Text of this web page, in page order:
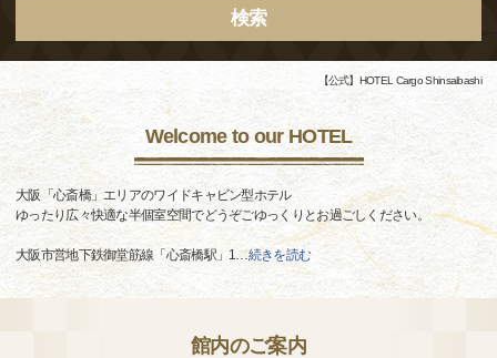
検索
【公式】HOTEL Cargo Shinsaibashi
Welcome to our HOTEL
大阪「心斎橋」エリアのワイドキャビン型ホテル
ゆったり広々快適な半個室空間でどうぞごゆっくりとお過ごしください。
大阪市営地下鉄御堂筋線「心斎橋駅」1…続きを読む
館内のご案内